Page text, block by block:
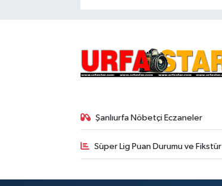
Şanlıurfa Nöbetçi Eczaneler
Süper Lig Puan Durumu ve Fikstür